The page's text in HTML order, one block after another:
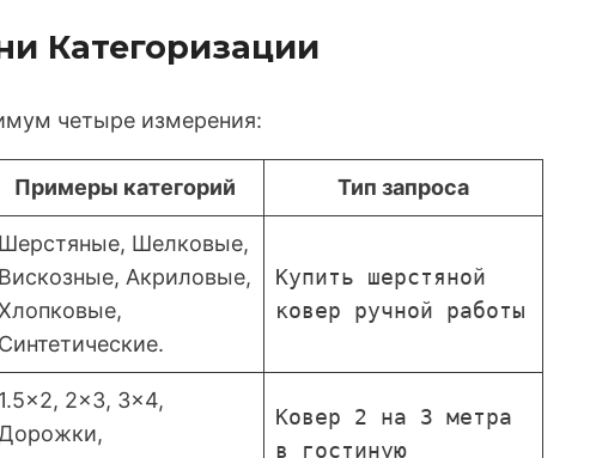
Категоризации
четыре измерения:
Примеры категорий Тип запроса
Шерстяные, Шелковые,
Вискозные, Акриловые,
Синтетические.
Купить шерстяной
ковер ручной работы
1.5×2, 2×3, 3×4,
Ковер 2 на 3 метра
в гостиную